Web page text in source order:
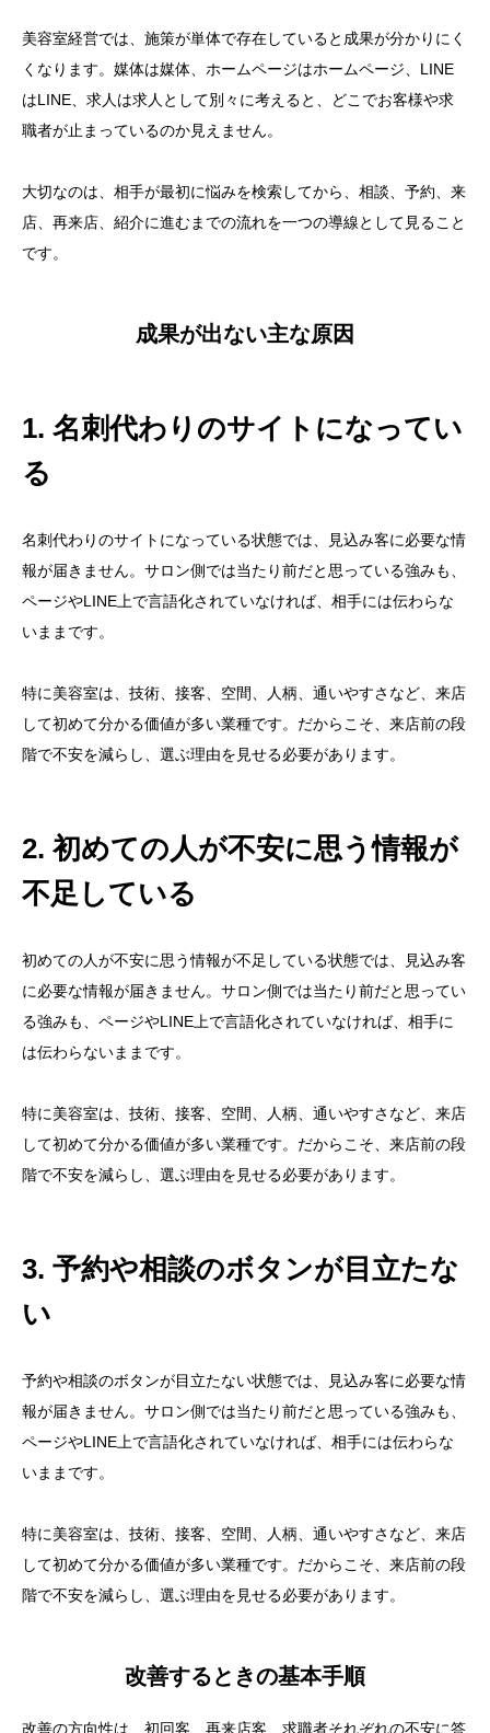
美容室経営では、施策が単体で存在していると成果が分かりにく
くなります。媒体は媒体、ホームページはホームページ、LINE
はLINE、求人は求人として別々に考えると、どこでお客様や求
職者が止まっているのか見えません。
大切なのは、相手が最初に悩みを検索してから、相談、予約、来
店、再来店、紹介に進むまでの流れを一つの導線として見ること
です。
成果が出ない主な原因
1. 名刺代わりのサイトになってい
る
名刺代わりのサイトになっている状態では、見込み客に必要な情
報が届きません。サロン側では当たり前だと思っている強みも、
ページやLINE上で言語化されていなければ、相手には伝わらな
いままです。
特に美容室は、技術、接客、空間、人柄、通いやすさなど、来店
して初めて分かる価値が多い業種です。だからこそ、来店前の段
階で不安を減らし、選ぶ理由を見せる必要があります。
2. 初めての人が不安に思う情報が
不足している
初めての人が不安に思う情報が不足している状態では、見込み客
に必要な情報が届きません。サロン側では当たり前だと思ってい
る強みも、ページやLINE上で言語化されていなければ、相手に
は伝わらないままです。
特に美容室は、技術、接客、空間、人柄、通いやすさなど、来店
して初めて分かる価値が多い業種です。だからこそ、来店前の段
階で不安を減らし、選ぶ理由を見せる必要があります。
3. 予約や相談のボタンが目立たな
い
予約や相談のボタンが目立たない状態では、見込み客に必要な情
報が届きません。サロン側では当たり前だと思っている強みも、
ページやLINE上で言語化されていなければ、相手には伝わらな
いままです。
特に美容室は、技術、接客、空間、人柄、通いやすさなど、来店
して初めて分かる価値が多い業種です。だからこそ、来店前の段
階で不安を減らし、選ぶ理由を見せる必要があります。
改善するときの基本手順
改善の方向性は、初回客、再来店客、求職者それぞれの不安に答